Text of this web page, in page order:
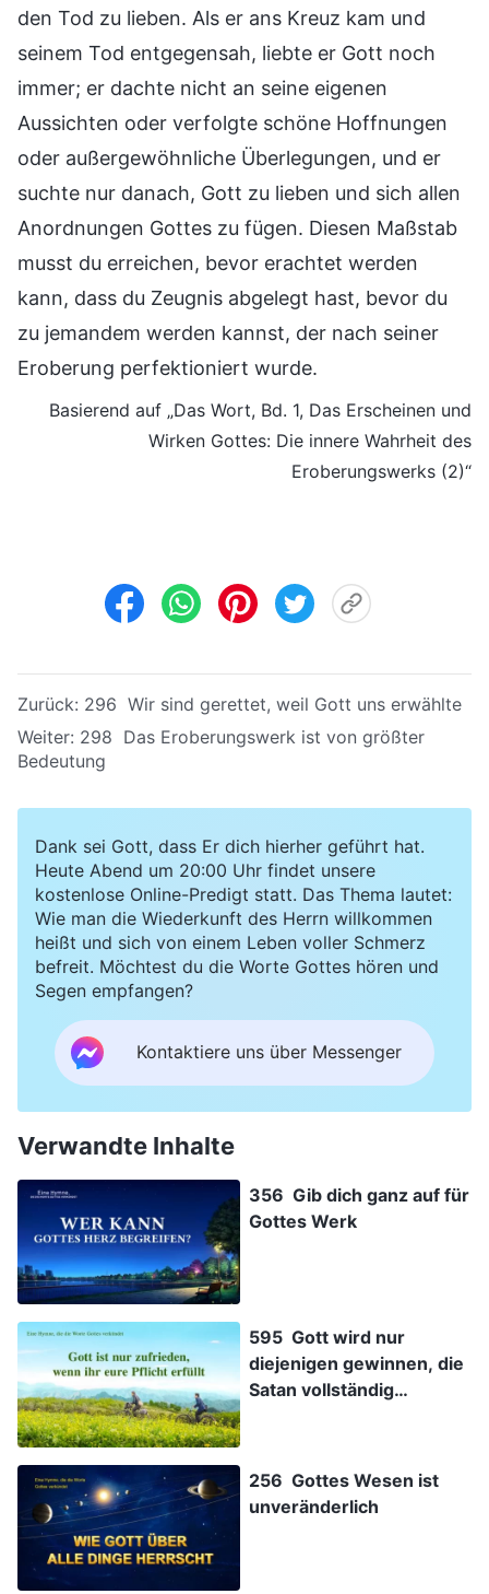
den Tod zu lieben. Als er ans Kreuz kam und
seinem Tod entgegensah, liebte er Gott noch
immer; er dachte nicht an seine eigenen
Aussichten oder verfolgte schöne Hoffnungen
oder außergewöhnliche Überlegungen, und er
suchte nur danach, Gott zu lieben und sich allen
Anordnungen Gottes zu fügen. Diesen Maßstab
musst du erreichen, bevor erachtet werden
kann, dass du Zeugnis abgelegt hast, bevor du
zu jemandem werden kannst, der nach seiner
Eroberung perfektioniert wurde.
Basierend auf „Das Wort, Bd. 1, Das Erscheinen und
Wirken Gottes: Die innere Wahrheit des
Eroberungswerks (2)“
Zurück: 296 Wir sind gerettet, weil Gott uns erwählte
Weiter: 298 Das Eroberungswerk ist von größter
Bedeutung
Dank sei Gott, dass Er dich hierher geführt hat.
Heute Abend um 20:00 Uhr findet unsere
kostenlose Online-Predigt statt. Das Thema lautet:
Wie man die Wiederkunft des Herrn willkommen
heißt und sich von einem Leben voller Schmerz
befreit. Möchtest du die Worte Gottes hören und
Segen empfangen?
Kontaktiere uns über Messenger
Verwandte Inhalte
356 Gib dich ganz auf für
Gottes Werk
595 Gott wird nur
diejenigen gewinnen, die
Satan vollständig
256 Gottes Wesen ist
unveränderlich